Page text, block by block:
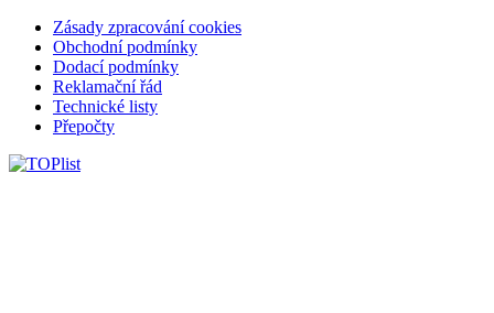
Zásady zpracování cookies
Obchodní podmínky
Dodací podmínky
Reklamační řád
Technické listy
Přepočty